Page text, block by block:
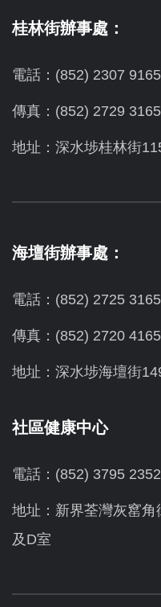
桂林街辦事處：
電話：(852) 2307 9165
傳真：(852) 2729 3165
地址：深水埗桂林街
海壇街辦事處：
電話：(852) 2725 3165
傳真：(852) 2720 4165
地址：深水埗海壇街
社區健康中心
電話：(852) 3795 2352
地址：新界荃灣灰窰
及D室